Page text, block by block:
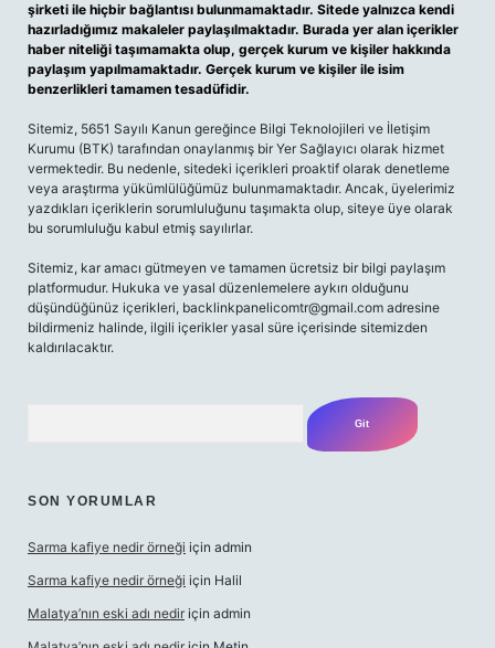
şirketi ile hiçbir bağlantısı bulunmamaktadır. Sitede yalnızca kendi
hazırladığımız makaleler paylaşılmaktadır. Burada yer alan içerikler
haber niteliği taşımamakta olup, gerçek kurum ve kişiler hakkında
paylaşım yapılmamaktadır. Gerçek kurum ve kişiler ile isim
benzerlikleri tamamen tesadüfidir.
Sitemiz, 5651 Sayılı Kanun gereğince Bilgi Teknolojileri ve İletişim
Kurumu (BTK) tarafından onaylanmış bir Yer Sağlayıcı olarak hizmet
vermektedir. Bu nedenle, sitedeki içerikleri proaktif olarak denetleme
veya araştırma yükümlülüğümüz bulunmamaktadır. Ancak, üyelerimiz
yazdıkları içeriklerin sorumluluğunu taşımakta olup, siteye üye olarak
bu sorumluluğu kabul etmiş sayılırlar.
Sitemiz, kar amacı gütmeyen ve tamamen ücretsiz bir bilgi paylaşım
platformudur. Hukuka ve yasal düzenlemelere aykırı olduğunu
düşündüğünüz içerikleri, backlinkpanelicomtr@gmail.com adresine
bildirmeniz halinde, ilgili içerikler yasal süre içerisinde sitemizden
kaldırılacaktır.
SON YORUMLAR
Sarma kafiye nedir örneği için admin
Sarma kafiye nedir örneği için Halil
Malatya’nın eski adı nedir için admin